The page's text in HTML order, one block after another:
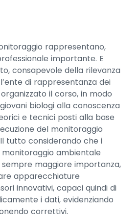
rappresentano,
importante. E
consapevole della rilevanza
di rappresentanza dei
il corso, in modo
biologi alla conoscenza
e tecnici posti alla base
del monitoraggio
tutto considerando che i
ambientale
maggiore importanza,
apparecchiature
innovativi, capaci quindi di
i dati, evidenziando
correttivi.